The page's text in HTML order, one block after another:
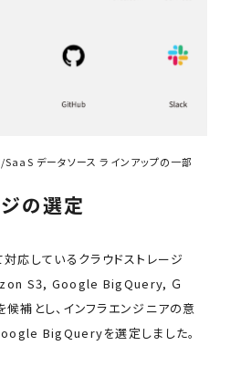
データソース ラインアップの一部
の選定
応しているクラウドストレージ
S3, Google BigQuery, Ｇ
とし、インフラエンジニアの意
BigQueryを選定しました。